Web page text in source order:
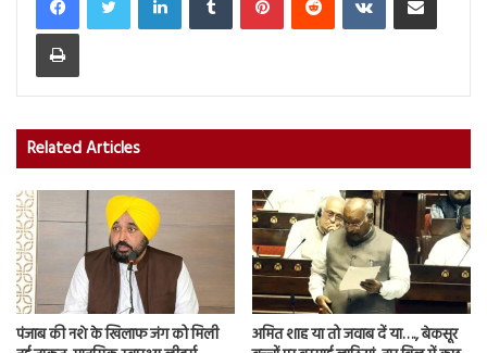
Print
Related Articles
पंजाब की नशे के खिलाफ जंग को मिली
अमित शाह या तो जवाब दें या…., बेकसूर